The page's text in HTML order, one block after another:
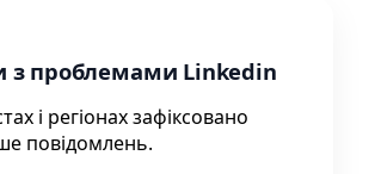
з проблемами Linkedin
і регіонах зафіксовано
повідомлень.